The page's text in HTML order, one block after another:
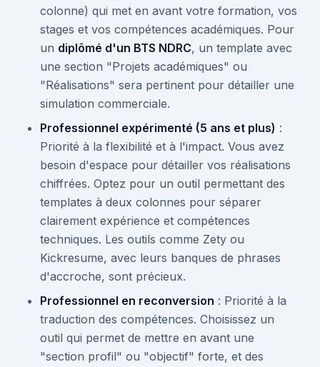
colonne) qui met en avant votre formation, vos
stages et vos compétences académiques. Pour
un diplômé d'un BTS NDRC, un template avec
une section "Projets académiques" ou
"Réalisations" sera pertinent pour détailler une
simulation commerciale.
Professionnel expérimenté (5 ans et plus) :
Priorité à la flexibilité et à l'impact. Vous avez
besoin d'espace pour détailler vos réalisations
chiffrées. Optez pour un outil permettant des
templates à deux colonnes pour séparer
clairement expérience et compétences
techniques. Les outils comme Zety ou
Kickresume, avec leurs banques de phrases
d'accroche, sont précieux.
Professionnel en reconversion : Priorité à la
traduction des compétences. Choisissez un
outil qui permet de mettre en avant une
"section profil" ou "objectif" forte, et des